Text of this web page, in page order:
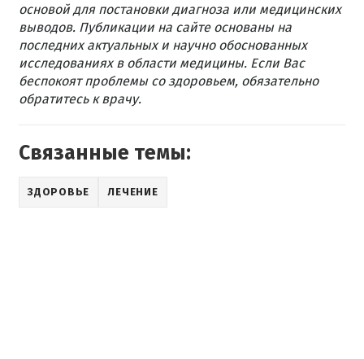
основой для постановки диагноза или медицинских
выводов. Публикации на сайте основаны на
последних актуальных и научно обоснованных
исследованиях в области медицины. Если Вас
беспокоят проблемы со здоровьем, обязательно
обратитесь к врачу.
Связанные темы:
ЗДОРОВЬЕ ЛЕЧЕНИЕ